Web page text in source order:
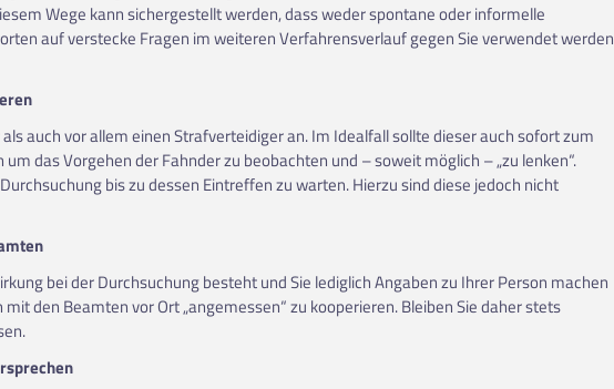
Wege kann sichergestellt werden, dass weder spontane oder informelle
auf verstecke Fragen im weiteren Verfahrensverlauf gegen Sie verwendet werden
auch vor allem einen Strafverteidiger an. Im Idealfall sollte dieser auch sofort zum
das Vorgehen der Fahnder zu beobachten und – soweit möglich – „zu lenken“.
bis zu dessen Eintreffen zu warten. Hierzu sind diese jedoch nicht
bei der Durchsuchung besteht und Sie lediglich Angaben zu Ihrer Person machen
den Beamten vor Ort „angemessen“ zu kooperieren. Bleiben Sie daher stets